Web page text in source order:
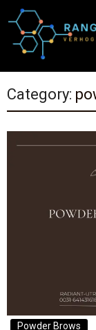
Category:
Powder Brows